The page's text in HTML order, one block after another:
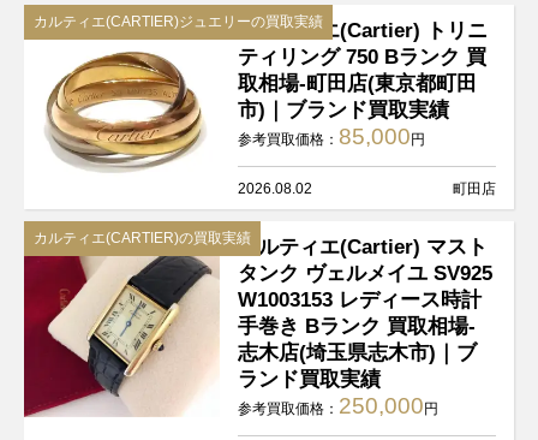
カルティエ(CARTIER)ジュエリーの買取実績カルティエ(Cartier) トリニ
ティリング 750 Bランク 買
取相場-町田店(東京都町田
市)｜ブランド買取実績
参考買取価格： 85,000 円
2026.08.02 町田店
カルティエ(CARTIER)の買取実績カルティエ(Cartier) マスト
タンク ヴェルメイユ SV925
W1003153 レディース時計
手巻き Bランク 買取相場-
志木店(埼玉県志木市)｜ブ
ランド買取実績
参考買取価格： 250,000 円